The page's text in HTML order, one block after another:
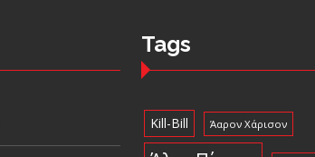
Tags
Kill-Bill Άαρον Χάρισον